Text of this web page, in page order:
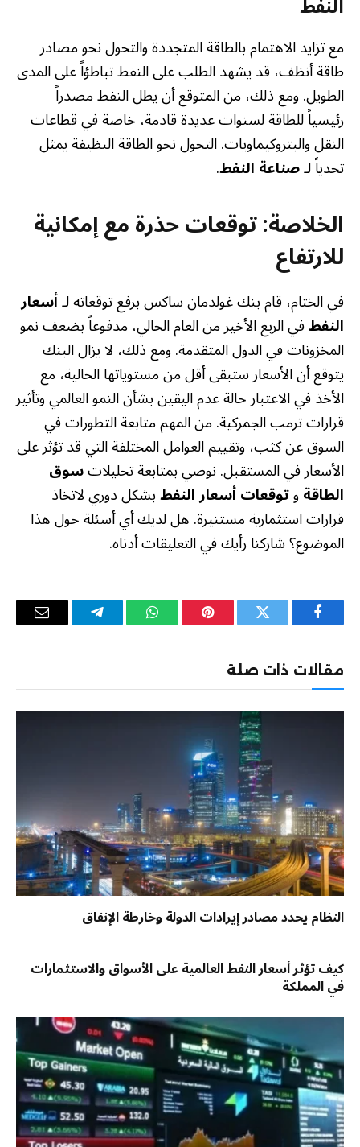
مع تزايد الاهتمام بالطاقة المتجددة والتحول نحو مصادر
طاقة أنظف، قد يشهد الطلب على النفط تباطؤاً على المدى
الطويل. ومع ذلك، من المتوقع أن يظل النفط مصدراً
رئيسياً للطاقة لسنوات عديدة قادمة، خاصة في قطاعات
النقل والبتروكيماويات. التحول نحو الطاقة النظيفة يمثل
تحدياً لـصناعة النفط.
الخلاصة: توقعات حذرة مع إمكانية
للارتفاع
في الختام، قام بنك غولدمان ساكس برفع توقعاته لـأسعار
النفطفي الربع الأخير من العام الحالي، مدفوعاً بضعف نمو
المخزونات في الدول المتقدمة. ومع ذلك، لا يزال البنك
يتوقع أن الأسعار ستبقى أقل من مستوياتها الحالية، مع
الأخذ في الاعتبار حالة عدم اليقين بشأن النمو العالمي وتأثير
قرارات ترمب الجمركية. من المهم متابعة التطورات في
السوق عن كثب، وتقييم العوامل المختلفة التي قد تؤثر على
الأسعار في المستقبل. نوصي بمتابعة تحليلاتسوق
الطاقةوتوقعات أسعار النفطبشكل دوري لاتخاذ
قرارات استثمارية مستنيرة. هل لديك أي أسئلة حول هذا
الموضوع؟ شاركنا رأيك في التعليقات أدناه.
فيسبوك تويتر بينتيريستواتساب تيلقرام
البريد
مقالات ذات صلة
النظام يحدد مصادر إيرادات الدولة وخارطة الإنفاق
كيف تؤثر أسعار النفط العالمية على الأسواق والاستثمارات
في المملكة